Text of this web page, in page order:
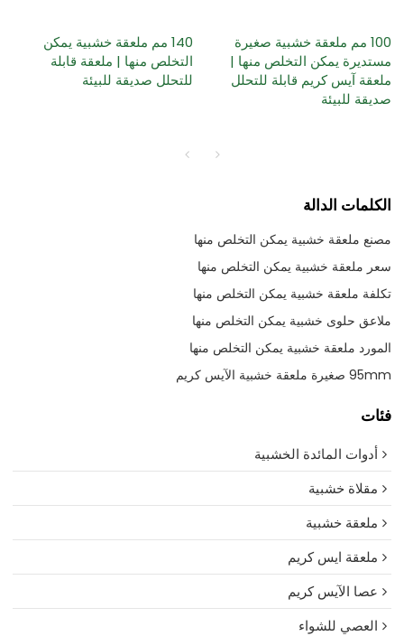
100 مم ملعقة خشبية صغيرة
مستديرة يمكن التخلص منها |
ملعقة آيس كريم قابلة للتحلل
صديقة للبيئة
140 مم ملعقة خشبية يمكن
التخلص منها | ملعقة قابلة
للتحلل صديقة للبيئة
الكلمات الدالة
مصنع ملعقة خشبية يمكن التخلص منها
سعر ملعقة خشبية يمكن التخلص منها
تكلفة ملعقة خشبية يمكن التخلص منها
ملاعق حلوى خشبية يمكن التخلص منها
المورد ملعقة خشبية يمكن التخلص منها
95mm صغيرة ملعقة خشبية الآيس كريم
فئات
أدوات المائدة الخشبية
مقلاة خشبية
ملعقة خشبية
ملعقة ايس كريم
عصا الآيس كريم
العصي للشواء